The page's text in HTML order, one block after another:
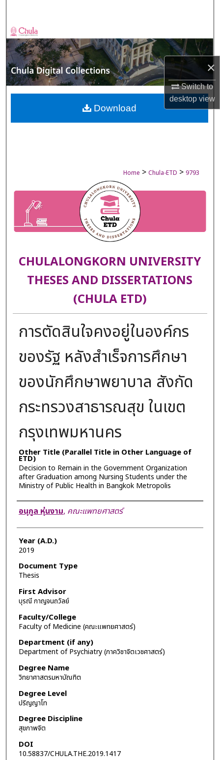
×
Switch to
desktopview
Browse Collections
My Account
About
Digital Commons Network™
Home > Chula-ETD > 9793
CHULALONGKORN UNIVERSITY
THESES AND DISSERTATIONS
(CHULA ETD)
การตัดสินใจคงอยู่ในองค์กร
ของรัฐ หลังสำเร็จการศึกษา
ของนักศึกษาพยาบาล สังกัด
กระทรวงสาธารณสุข ในเขต
กรุงเทพมหานคร
Other Title (Parallel Title in Other Language of
ETD)
Decision to Remain in the Government Organization
after Graduation among Nursing Students under the
Ministry of Public Health in Bangkok Metropolis
Author
อนุกูล หุ่นงาม, คณะแพทยศาสตร์
Year (A.D.)
2019
Document Type
Thesis
First Advisor
บุรณี กาญจนถวัลย์
Faculty/College
Faculty of Medicine (คณะแพทยศาสตร์)
Department (if any)
Department of Psychiatry (ภาควิชาจิตเวชศาสตร์)
Degree Name
วิทยาศาสตรมหาบัณฑิต
Degree Level
ปริญญาโท
Degree Discipline
สุขภาพจิต
DOI
10.58837/CHULA.THE.2019.1417
Download